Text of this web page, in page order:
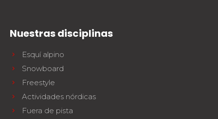
Nuestras disciplinas
Esquí alpino
Snowboard
Freestyle
Actividades nórdicas
Fuera de pista